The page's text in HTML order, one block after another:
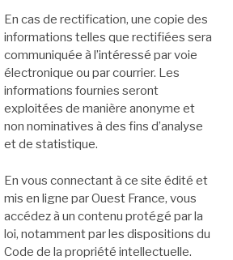
En cas de rectification, une copie des
informations telles que rectifiées sera
communiquée à l’intéressé par voie
électronique ou par courrier. Les
informations fournies seront
exploitées de manière anonyme et
non nominatives à des fins d’analyse
et de statistique.
En vous connectant à ce site édité et
mis en ligne par Ouest France, vous
accédez à un contenu protégé par la
loi, notamment par les dispositions du
Code de la propriété intellectuelle.